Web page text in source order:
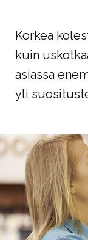
Korkea
kuin
asiassa
yli